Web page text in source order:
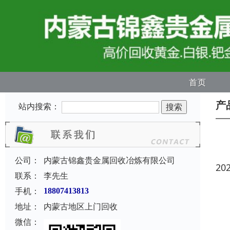
首页
站内搜索：
公司：
内蒙古锦鑫贵金属回收冶炼有限公司
联系：
李先生
手机：
18807413813
地址：
内蒙古地区上门回收
微信：
产